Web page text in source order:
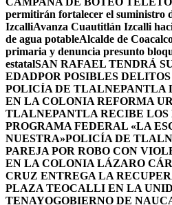
permitirán fortalecer el suministro
IzcalliAvanza Cuautitlán Izcalli
de agua potableAlcalde de
primaria y denuncia presunto
estatalSAN RAFAEL TENDRÁ
EDADPOR POSIBLES
POLICÍA DE TLALNEPANTLA
EN LA COLONIA REFORMA
TLALNEPANTLA RECIBE LOS
PROGRAMA FEDERAL «LA
NUESTRA»POLICÍA DE
PAREJA POR ROBO CON
EN LA COLONIA LÁZARO
CRUZ ENTREGA LA
PLAZA TEOCALLI EN LA
TENAYOGOBIERNO DE